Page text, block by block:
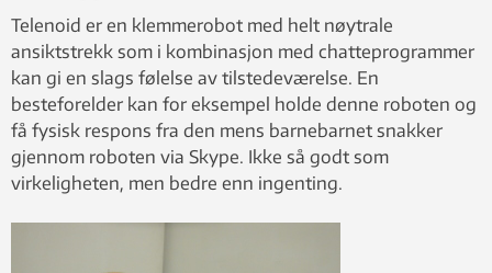
Telenoid er en klemmerobot med helt nøytrale
ansiktstrekk som i kombinasjon med chatteprogrammer
kan gi en slags følelse av tilstedeværelse. En
besteforelder kan for eksempel holde denne roboten og
få fysisk respons fra den mens barnebarnet snakker
gjennom roboten via Skype. Ikke så godt som
virkeligheten, men bedre enn ingenting.